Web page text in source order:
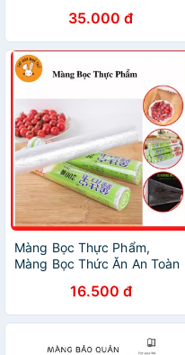
35.000 đ
Màng Bọc Thực Phẩm,
Màng Bọc Thức Ăn An Toàn
16.500 đ